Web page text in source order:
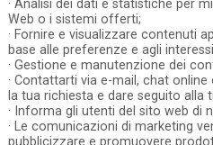
· Analisi dei dati e statistiche per
Web o i sistemi offerti;
· Fornire e visualizzare contenuti
base alle preferenze e agli
· Gestione e manutenzione dei
· Contattarti via e-mail, chat
la tua richiesta e dare seguito alla
· Informa gli utenti del sito web di
· Le comunicazioni di marketing
pubblicizzare e promuovere